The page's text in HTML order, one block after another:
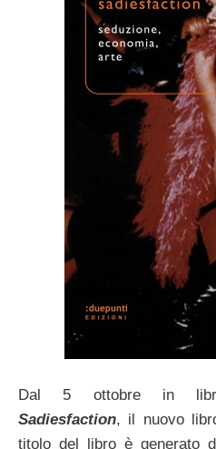
Dal 5 ottobre in
Sadiesfaction, il nuovo
titolo del libro è generato